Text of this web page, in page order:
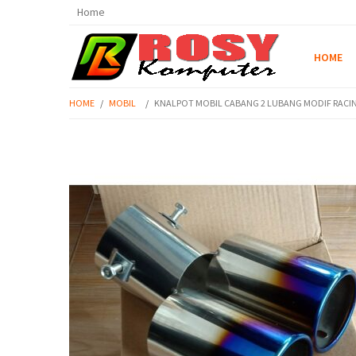
Home
HOME
HOME / MOBIL / KNALPOT MOBIL CABANG 2 LUBANG MODIF